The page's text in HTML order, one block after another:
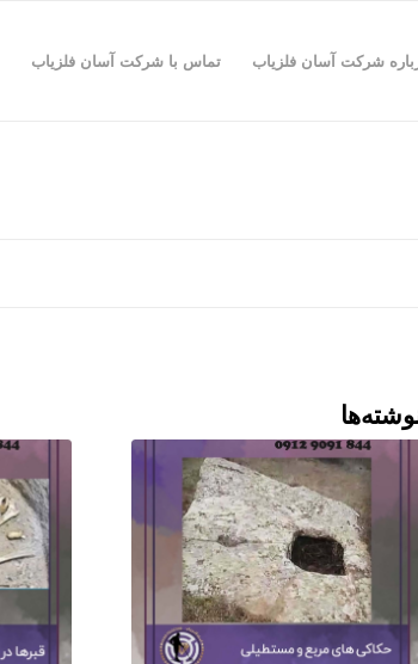
شرکت آسان فلزیاب تماس با شرکت آسان فلزیاب